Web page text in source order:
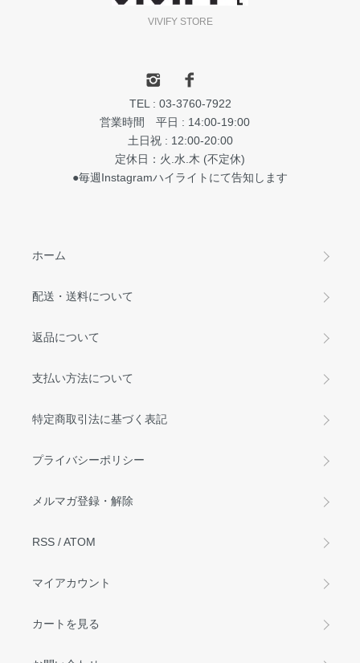
VIVIFY STORE
TEL : 03-3760-7922
営業時間 平日 : 14:00-19:00
土日祝 : 12:00-20:00
定休日：火.水.木 (不定休)
●毎週Instagramハイライトにて告知します
ホーム
配送・送料について
返品について
支払い方法について
特定商取引法に基づく表記
プライバシーポリシー
メルマガ登録・解除
RSS /ATOM
マイアカウント
カートを見る